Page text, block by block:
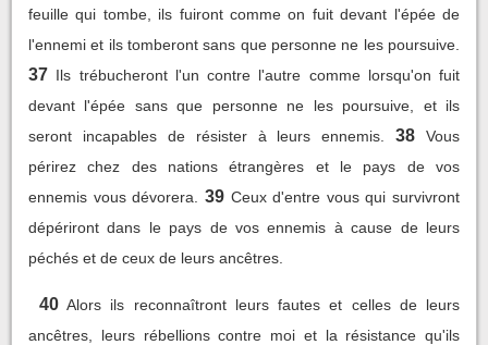
feuille qui tombe, ils fuiront comme on fuit devant l'épée de
l'ennemi et ils tomberont sans que personne ne les poursuive.
37 Ils trébucheront l'un contre l'autre comme lorsqu'on fuit
devant l'épée sans que personne ne les poursuive, et ils
seront incapables de résister à leurs ennemis.
38
Vous
périrez chez des nations étrangères et le pays de vos
ennemis vous dévorera.
39 Ceux d'entre vous qui survivront
dépériront dans le pays de vos ennemis à cause de leurs
péchés et de ceux de leurs ancêtres.
40 Alors ils reconnaîtront leurs fautes et celles de leurs
ancêtres, leurs rébellions contre moi et la résistance qu'ils